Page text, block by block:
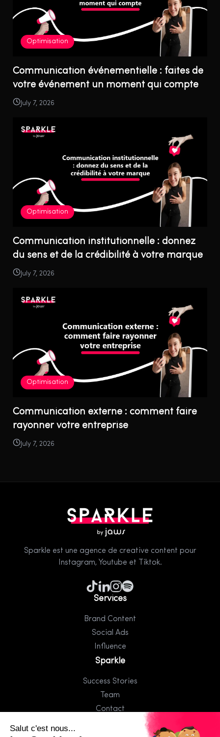
Optimisation
Communication événementielle : faites de
votre événement un moment qui compte
July 7, 2026
Optimisation
Communication institutionnelle : donnez
du sens et de la crédibilité à votre marque
July 7, 2026
Optimisation
Communication externe : comment faire
rayonner votre entreprise
July 7, 2026
Sparkle est une agence de creative content pour
Instagram, Youtube et Tiktok.
Services
Brand Content
Social Ads
Influence
Sparkle
Success Stories
Team
Contact